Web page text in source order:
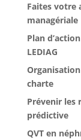
Faites votre
managériale
Plan
LEDIAG
charte
Prévenir les
prédictive
QVT en